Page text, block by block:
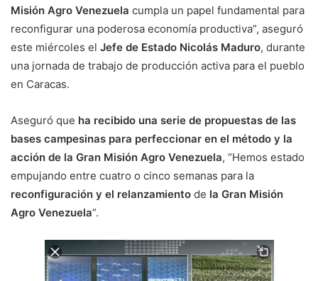
Misión Agro Venezuela cumpla un papel fundamental para
reconfigurar una poderosa economía productiva”, aseguró
este miércoles el Jefe de Estado Nicolás Maduro, durante
una jornada de trabajo de producción activa para el pueblo
en Caracas.
Aseguró que ha recibido una serie de propuestas de las
bases campesinas para perfeccionar en el método y la
acción de la Gran Misión Agro Venezuela, “Hemos estado
empujando entre cuatro o cinco semanas para la
reconfiguración y el relanzamiento de la Gran Misión
Agro Venezuela”.